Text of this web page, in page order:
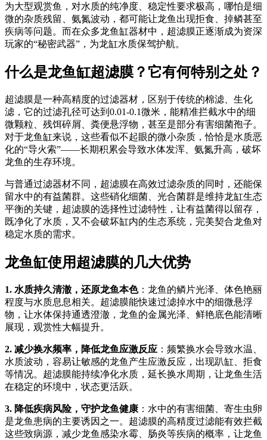
为大型观赏鱼，对水质的纯净度、稳定性要求极高，哪怕是细
微的杂质残留、氨氮波动，都可能让龙鱼出现拒食、掉鳞甚至
疾病等问题。而在众多龙鱼缸器材中，超滤膜正逐渐成为资深
玩家的“秘密武器”，为龙缸水质保驾护航。
什么是龙鱼缸超滤膜？它有何特别之处？
超滤膜是一种高精度的过滤器材，区别于传统的棉滤、生化
滤，它的过滤孔径可达到0.01-0.1微米，能精准拦截水中的细
微颗粒、残饵碎屑、粪便悬浮物，甚至是部分有害细菌孢子。
对于龙鱼缸来说，这些看似不起眼的微小杂质，恰恰是水质恶
化的“导火索”——长期积累会导致水体发浑、氨氮升高，破坏
龙鱼的生存环境。
与普通过滤器材不同，超滤膜在高效过滤杂质的同时，还能保
留水中的有益菌群。这些硝化细菌、光合菌群是维持龙缸生态
平衡的关键，超滤膜的选择性过滤特性，让有益菌得以留存，
既净化了水质，又不会破坏缸内的生态系统，完美契合龙鱼对
稳定水质的需求。
龙鱼缸使用超滤膜的几大优势
1. 水质持久清澈，还原龙鱼本色：龙鱼的鳞片光泽、体色艳丽
程度与水质息息相关。超滤膜能快速过滤掉水中的细微悬浮
物，让水体保持通透澄澈，龙鱼的金属光泽、鲜艳底色能清晰
展现，观赏性大幅提升。
2. 减少换水频率，降低龙鱼应激反应 ：频繁换水会导致水温、
水质波动，容易让敏感的龙鱼产生应激反应，出现趴缸、拒食
等情况。超滤膜能持续净化水质，延长换水周期，让龙鱼生活
在稳定的环境中，状态更活跃。
3. 降低疾病风险，守护龙鱼健康 ：水中的有害细菌、寄生虫卵
是龙鱼患病的主要诱因之一。超滤膜的高精度过滤能有效拦截
这些致病源，减少龙鱼感染水霉、肠炎等疾病的概率，让龙鱼